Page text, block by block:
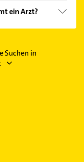
lassen.
und
ein Arzt?
Blutbild,
Suchen in